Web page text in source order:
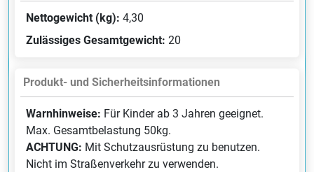
Nettogewicht (kg): 4,30
Zulässiges Gesamtgewicht: 20
Produkt- und Sicherheitsinformationen
Warnhinweise: Für Kinder ab 3 Jahren geeignet.
Max. Gesamtbelastung 50kg.
ACHTUNG: Mit Schutzausrüstung zu benutzen.
Nicht im Straßenverkehr zu verwenden.